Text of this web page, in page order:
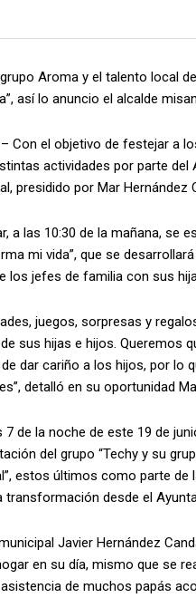
Aroma y el talento local
así lo anuncio el alcalde
Con el objetivo de festejar a
actividades por parte del
presidido por Mar Hernández
a las 10:30 de la mañana, se
mi vida”, que se
los jefes de familia con sus
juegos, sorpresas y
sus hijas e hijos. Queremos
dar cariño a los hijos, por lo
detalló en su oportunidad
7 de la noche de este 19 de
del grupo “Techy y su
estos últimos como parte
transformación desde el
Javier Hernández
en su día, mismo que se
de muchos papás